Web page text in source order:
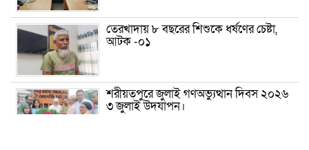
তেরখাদায় ৮ বছরের শিশুকে ধর্ষণের চেষ্টা,
আটক -০১
শরীয়তপুরে জুলাই গণঅভ্যুত্থান দিবস ২০২৬
৩ জুলাই উদযাপন।